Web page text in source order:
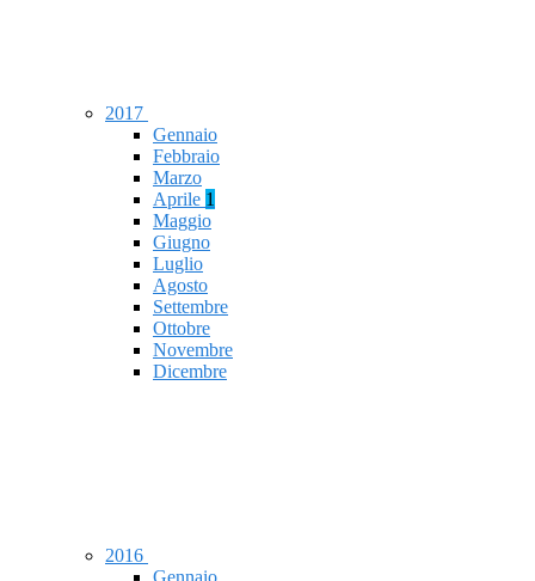
2017
Gennaio
Febbraio
Marzo
Aprile 1
Maggio
Giugno
Luglio
Agosto
Settembre
Ottobre
Novembre
Dicembre
2016